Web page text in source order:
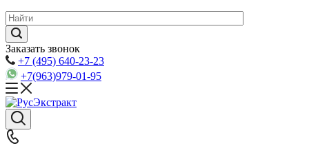
Заказать звонок
+7 (495) 640-23-23
+7(963)979-01-95